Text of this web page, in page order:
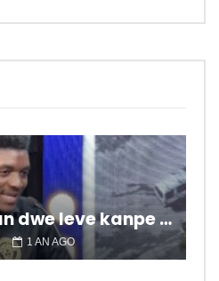
Popilasyon an dwe leve kanpe pou chanje sitiyasyon kawotik l’ap viv nan peyi a.
1 AN AGO